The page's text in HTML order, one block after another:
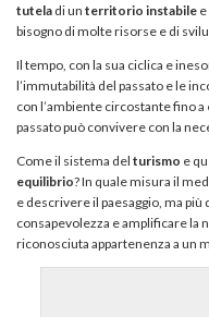
tutela di un territorio instabile e
bisogno di molte risorse e di
Il tempo, con la sua ciclica e
l’immutabilità del passato e le
con l’ambiente circostante fino
passato può convivere con la
Come il sistema del turismo e
equilibrio? In quale misura il
e descrivere il paesaggio, ma
consapevolezza e amplificare la
riconosciuta appartenenza a un